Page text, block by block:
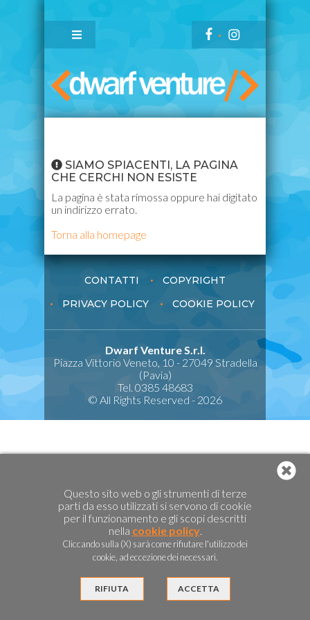
Questo sito web o gli strumenti di terze
parti da esso utilizzati si servono di cookie
per il funzionamento e gli scopi descritti
nella cookie policy.
Cliccando sulla (X) sarà come rifiutare l'utilizzo dei
cookie, ad eccezione dei necessari.
RIFIUTA ACCETTA
SIAMO SPIACENTI, LA PAGINA
CHE CERCHI NON ESISTE
La pagina è stata rimossa oppure hai digitato
un indirizzo errato.
Torna alla homepage
CONTATTI
COPYRIGHT
PRIVACY POLICY
COOKIE POLICY
Dwarf Venture S.r.l.
Piazza Vittorio Veneto, 10 - 27049 Stradella
(Pavia)
Tel. 0385 48683
© All Rights Reserved - 2026